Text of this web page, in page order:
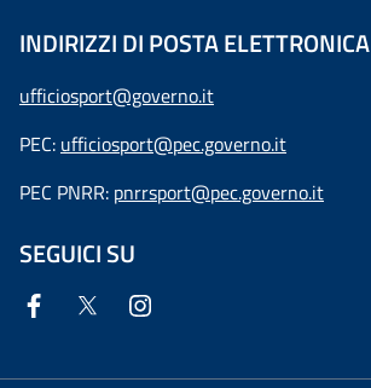
INDIRIZZI DI POSTA ELETTRONICA
ufficiosport@governo.it
PEC: ufficiosport@pec.governo.it
PEC PNRR: pnrrsport@pec.governo.it
SEGUICI SU